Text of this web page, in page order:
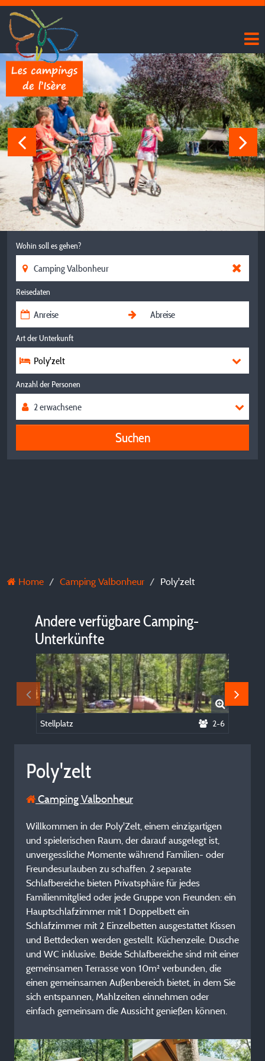
Wohin soll es gehen?
Reisedaten
Art der Unterkunft
Poly'zelt
Anzahl der Personen
Suchen
Home Camping Valbonheur Poly'zelt
Andere verfügbare Camping-
Unterkünfte
Stellplatz 2-6
Poly'zelt
Camping Valbonheur
Willkommen in der Poly'Zelt, einem einzigartigen
und spielerischen Raum, der darauf ausgelegt ist,
unvergessliche Momente während Familien- oder
Freundesurlauben zu schaffen. 2 separate
Schlafbereiche bieten Privatsphäre für jedes
Familienmitglied oder jede Gruppe von Freunden: ein
Hauptschlafzimmer mit 1 Doppelbett ein
Schlafzimmer mit 2 Einzelbetten ausgestattet Kissen
und Bettdecken werden gestellt. Küchenzeile. Dusche
und WC inklusive. Beide Schlafbereiche sind mit einer
gemeinsamen Terrasse von 10m² verbunden, die
einen gemeinsamen Außenbereich bietet, in dem Sie
sich entspannen, Mahlzeiten einnehmen oder
einfach gemeinsam die Aussicht genießen können.